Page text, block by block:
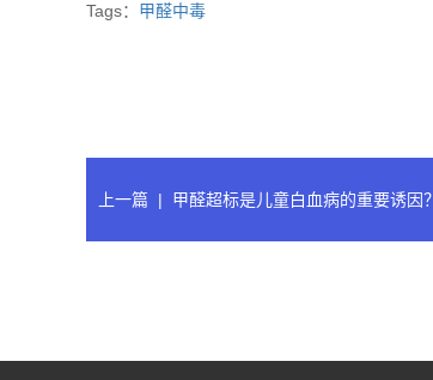
Tags： 甲醛中毒
上一篇 | 甲醛超标是儿童白血病的重要诱因？